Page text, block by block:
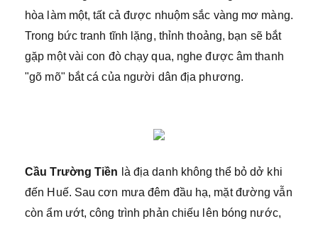
hòa làm một, tất cả được nhuộm sắc vàng mơ màng.
Trong bức tranh tĩnh lặng, thỉnh thoảng, bạn sẽ bắt
gặp một vài con đò chạy qua, nghe được âm thanh
"gõ mõ" bắt cá của người dân địa phương.
Cầu Trường Tiền là địa danh không thể bỏ dở khi
đến Huế. Sau cơn mưa đêm đầu hạ, mặt đường vẫn
còn ẩm ướt, công trình phản chiếu lên bóng nước,